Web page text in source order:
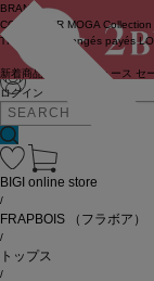
ログイン
BRAND
COUTURIER MOGA Collection
TRISTESSE
congés payés
新着商品 ニュース セ
BIGI online store
/
FRAPBOIS （フラボア）
/
トップス
/